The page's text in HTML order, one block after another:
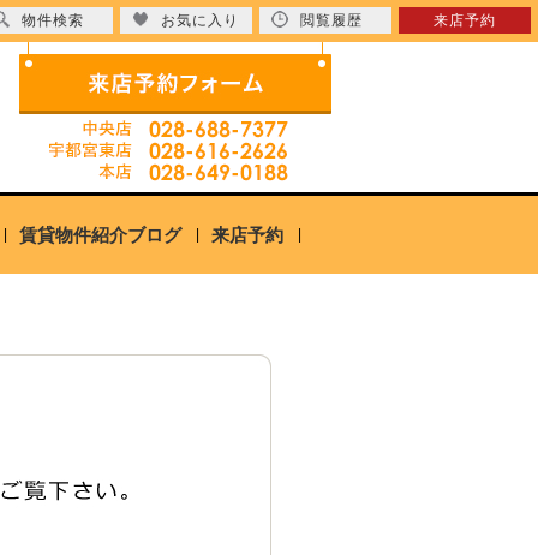
賃貸物件紹介ブログ 来店予約
物件検索 お気に入り 閲覧履歴 来店予約